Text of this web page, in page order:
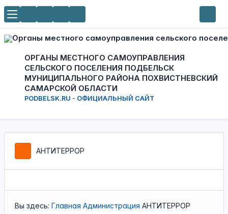
ОРГАНЫ МЕСТНОГО САМОУПРАВЛЕНИЯ
СЕЛЬСКОГО ПОСЕЛЕНИЯ ПОДБЕЛЬСК
МУНИЦИПАЛЬНОГО РАЙОНА ПОХВИСТНЕВСКИЙ
САМАРСКОЙ ОБЛАСТИ
PODBELSK.RU - ОФИЦИАЛЬНЫЙ САЙТ
АНТИТЕРРОР
Вы здесь: Главная Администрация АНТИТЕРРОР